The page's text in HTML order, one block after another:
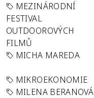
MEZINÁRODNÍ
FESTIVAL
OUTDOOROVÝCH
FILMŮ
MICHA MAREDA
MIKROEKONOMIE
MILENA BERANOVÁ